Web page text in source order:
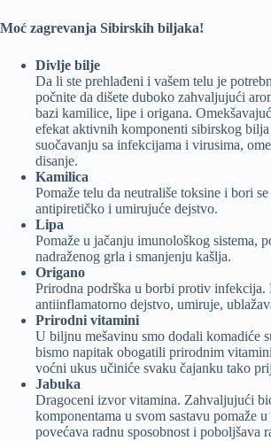
Moć zagrevanja Sibirskih biljaka!
Divlje bilje
Da li ste prehlađeni i vašem telu je
počnite da dišete duboko zahvaljujući
bazi kamilice, lipe i origana.
efekat aktivnih komponenti sibirskog
suočavanju sa infekcijama i virusima,
disanje.
Kamilica
Pomaže telu da neutrališe toksine i bori
antipiretičko i umirujuće dejstvo.
Lipa
Pomaže u jačanju imunološkog sistema,
nadraženog grla i smanjenju kašlja.
Origano
Prirodna podrška u borbi protiv infekcija.
antiinflamatorno dejstvo, umiruje,
Prirodni vitamini
U biljnu mešavinu smo dodali komadiće
bismo napitak obogatili prirodnim
voćni ukus učiniće svaku čajanku tako
Jabuka
Dragoceni izvor vitamina. Zahvaljujući
komponentama u svom sastavu pomaže
povećava radnu sposobnost i poboljšava